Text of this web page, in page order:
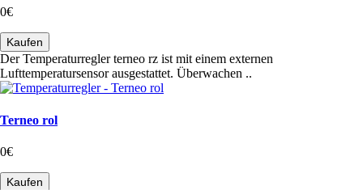
0€
Kaufen
Der Temperaturregler terneo rz ist mit einem externen
Lufttemperatursensor ausgestattet. Überwachen ..
Terneo rol
0€
Kaufen